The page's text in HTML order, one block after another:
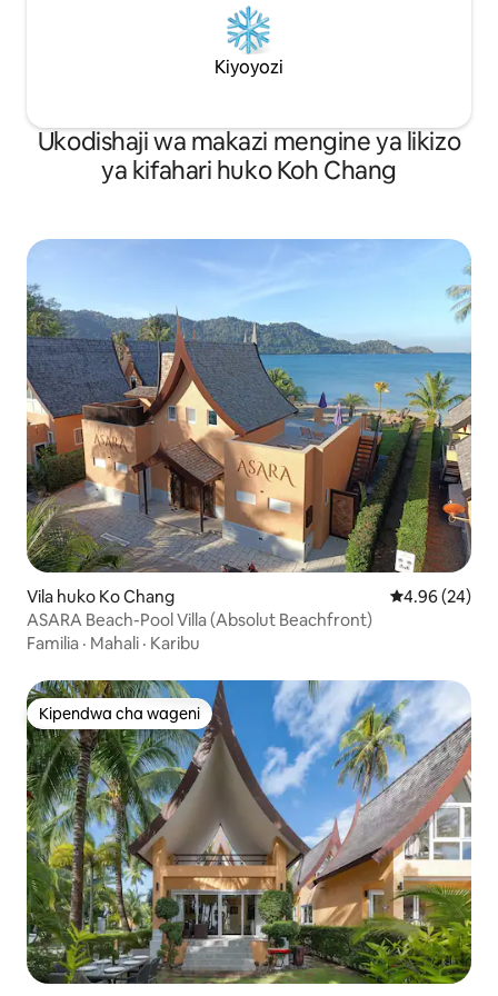
Kiyoyozi
Ukodishaji wa makazi mengine ya likizo
ya kifahari huko Koh Chang
Vila huko Ko Chang Ukadiriaji wa
4.96 (24)
ASARA Beach-Pool Villa (Absolut Beachfront)
Familia · Mahali · Karibu
Kipendwa cha wageni
Kipendwa cha wageni